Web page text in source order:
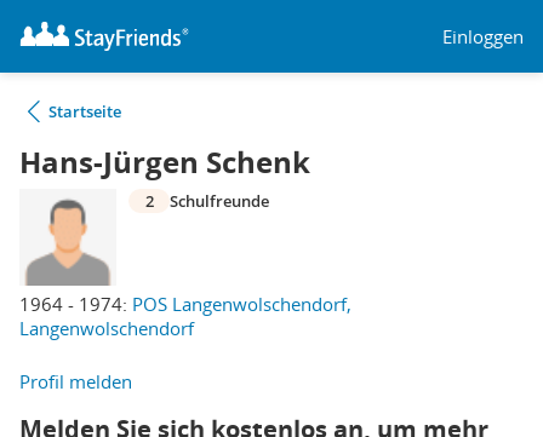
Einloggen
Startseite
Hans-Jürgen Schenk
1964 - 1974: POS Langenwolschendorf,
Langenwolschendorf
2 Schulfreunde
Profil melden
Melden Sie sich kostenlos an, um mehr